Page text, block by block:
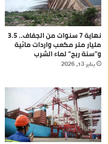
نهاية 7 سنوات من الجفاف.. 3.5
مليار متر مكعب واردات مائية
و”سنة ربح” لماء الشرب
يناير 13, 2026